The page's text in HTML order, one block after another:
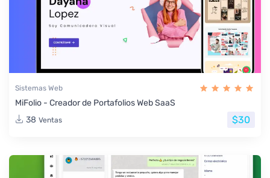
Sistemas Web
MiFolio - Creador de Portafolios Web SaaS
38 Ventas $30